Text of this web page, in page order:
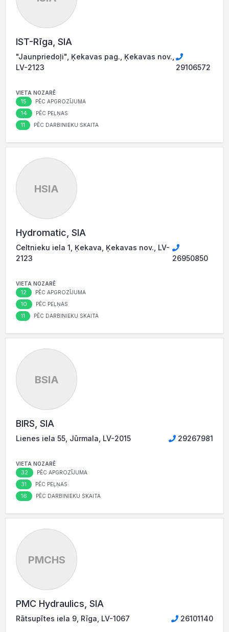
IST-Rīga, SIA
"Jaunpriedoļi", Ķekavas pag., Ķekavas nov.,
LV-2123
29106572
VIETA NOZARĒ
15 PĒC APGROZĪJUMA
14 PĒC PEĻŅAS
11 PĒC DARBINIEKU SKAITA
HSIA
Hydromatic, SIA
Celtnieku iela 1, Ķekava, Ķekavas nov., LV-
2123
26950850
VIETA NOZARĒ
12 PĒC APGROZĪJUMA
10 PĒC PEĻŅAS
11 PĒC DARBINIEKU SKAITA
BSIA
BIRS, SIA
Lienes iela 55, Jūrmala, LV-2015 29267981
VIETA NOZARĒ
32 PĒC APGROZĪJUMA
31 PĒC PEĻŅAS
16 PĒC DARBINIEKU SKAITA
PMCHS
PMC Hydraulics, SIA
Rātsupītes iela 9, Rīga, LV-1067 26101140